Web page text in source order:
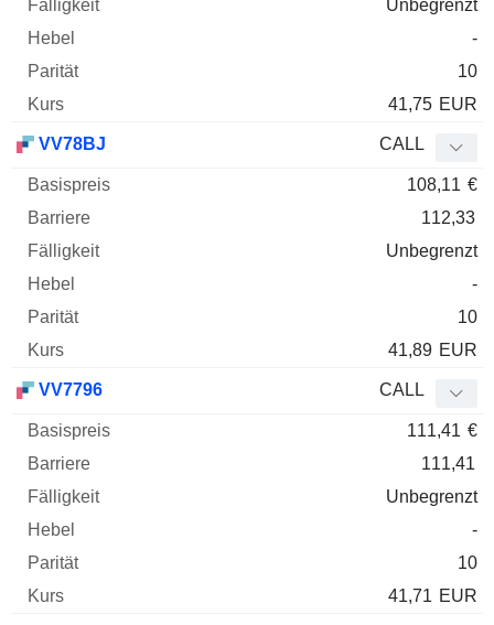
Unbegrenzt
-
10
41,75 EUR
VV78BJ CALL
108,11 €
112,33
Unbegrenzt
-
10
41,89 EUR
VV7796 CALL
111,41 €
111,41
Unbegrenzt
-
10
41,71 EUR